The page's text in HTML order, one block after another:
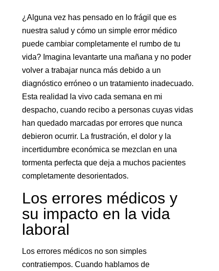
¿Alguna vez has pensado en lo frágil que es
nuestra salud y cómo un simple error médico
puede cambiar completamente el rumbo de tu
vida? Imagina levantarte una mañana y no poder
volver a trabajar nunca más debido a un
diagnóstico erróneo o un tratamiento inadecuado.
Esta realidad la vivo cada semana en mi
despacho, cuando recibo a personas cuyas vidas
han quedado marcadas por errores que nunca
debieron ocurrir. La frustración, el dolor y la
incertidumbre económica se mezclan en una
tormenta perfecta que deja a muchos pacientes
completamente desorientados.
Los errores médicos y
su impacto en la vida
laboral
Los errores médicos no son simples
contratiempos. Cuando hablamos de